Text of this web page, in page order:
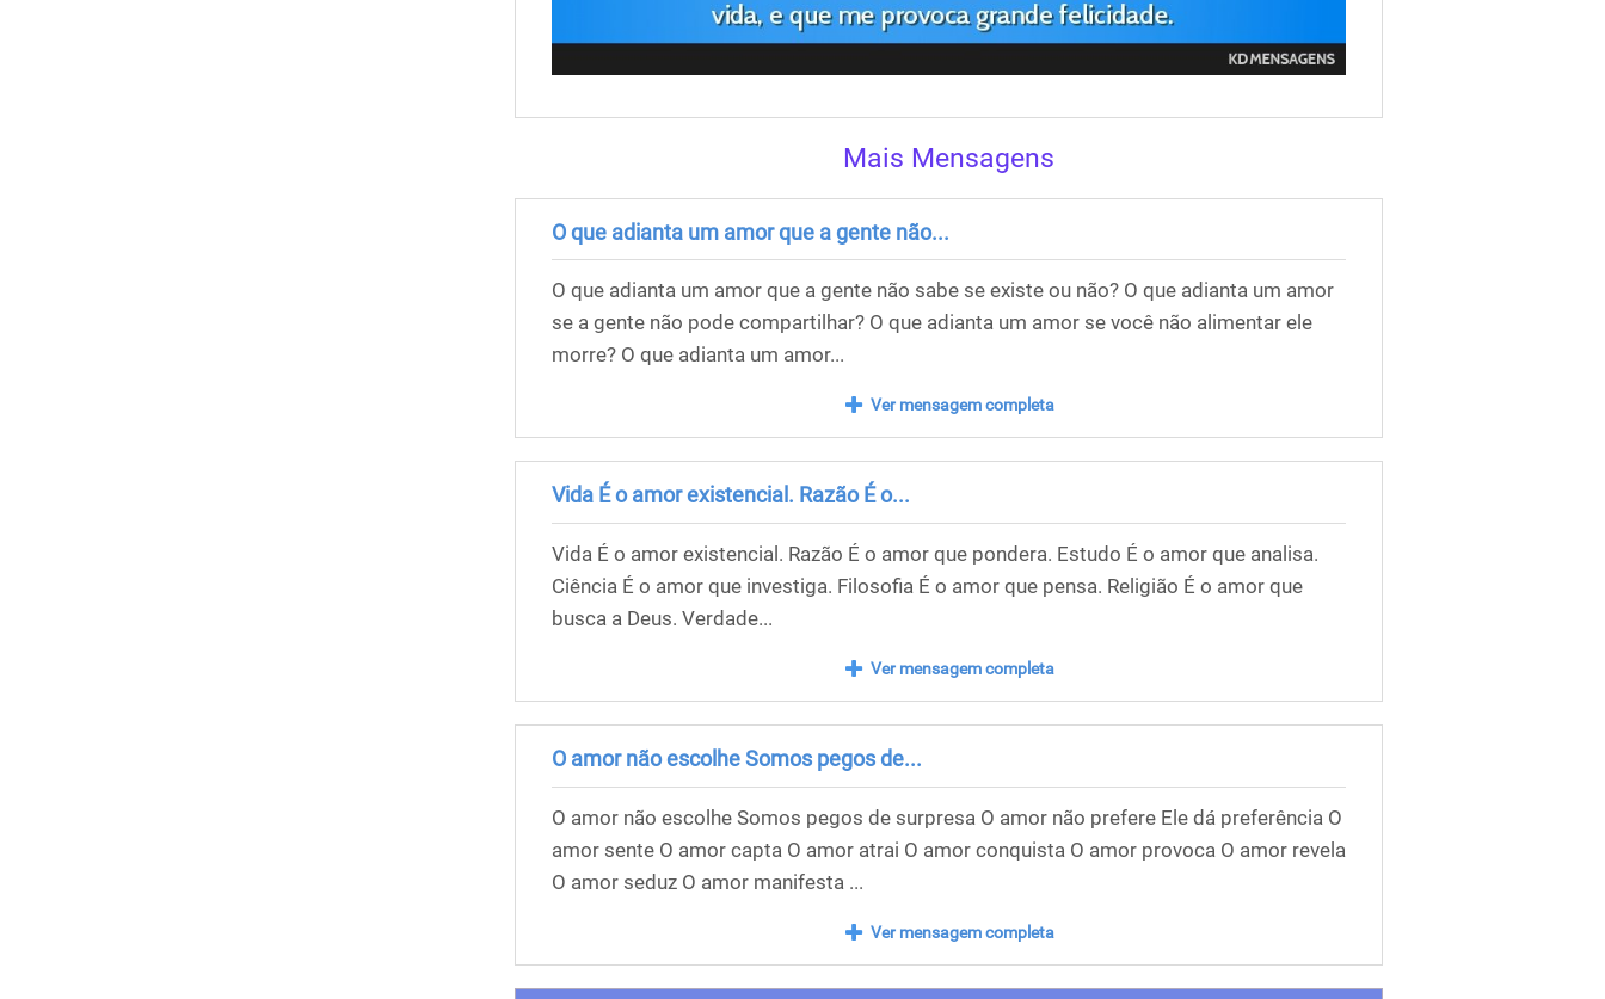
Mais Mensagens
O que adianta um amor que a gente não...
O que adianta um amor que a gente não sabe se existe ou não? O que adianta um amor
se a gente não pode compartilhar? O que adianta um amor se você não alimentar ele
morre? O que adianta um amor...
Ver mensagem completa
Vida É o amor existencial. Razão É o...
Vida É o amor existencial. Razão É o amor que pondera. Estudo É o amor que analisa.
Ciência É o amor que investiga. Filosofia É o amor que pensa. Religião É o amor que
busca a Deus. Verdade...
Ver mensagem completa
O amor não escolhe Somos pegos de...
O amor não escolhe Somos pegos de surpresa O amor não prefere Ele dá preferência O
amor sente O amor capta O amor atrai O amor conquista O amor provoca O amor revela
O amor seduz O amor manifesta ...
Ver mensagem completa